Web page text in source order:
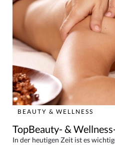
BEAUTY & WELLNESS
TopBeauty- &
In der heutigen Zeit ist es